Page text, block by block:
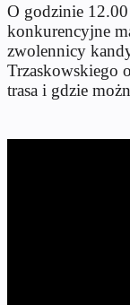
O godzinie
konkurencyjne
zwolennicy
Trzaskowskiego
trasa i gdzie